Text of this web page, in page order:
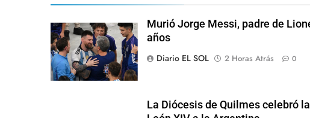
Murió Jorge Messi, padre de
años
Diario EL SOL
2 Horas Atrás 0
La Diócesis de Quilmes celebró